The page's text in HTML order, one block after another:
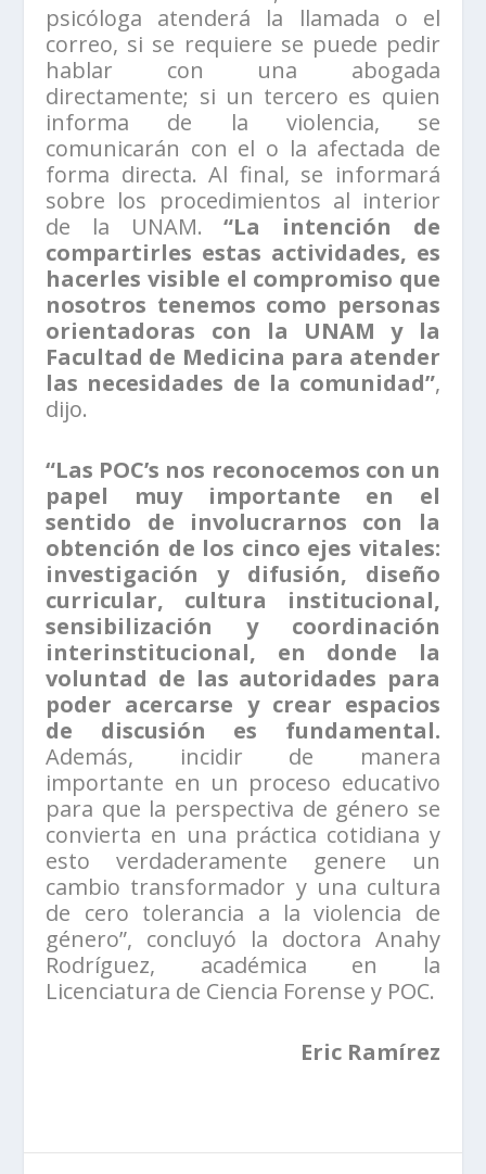
psicóloga atenderá la llamada o el
correo, si se requiere se puede pedir
hablar con una abogada
directamente; si un tercero es quien
informa de la violencia, se
comunicarán con el o la afectada de
forma directa. Al final, se informará
sobre los procedimientos al interior
de la UNAM.“La intención de
compartirles estas actividades, es
hacerles visible el compromiso que
nosotros tenemos como personas
orientadoras con la UNAM y la
Facultad de Medicina para atender
las necesidades de la comunidad”,
dijo.
“Las POC’s nos reconocemos con un
papel muy importante en el
sentido de involucrarnos con la
obtención de los cinco ejes vitales:
investigación y difusión, diseño
curricular, cultura institucional,
sensibilización y coordinación
interinstitucional, en donde la
voluntad de las autoridades para
poder acercarse y crear espacios
de discusión es fundamental.
Además, incidir de manera
importante en un proceso educativo
para que la perspectiva de género se
convierta en una práctica cotidiana y
esto verdaderamente genere un
cambio transformador y una cultura
de cero tolerancia a la violencia de
género”, concluyó la doctora Anahy
Rodríguez, académica en la
Licenciatura de Ciencia Forense y POC.
Eric Ramírez